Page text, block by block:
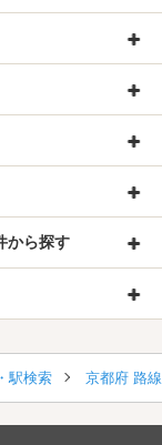
から探す
駅検索 京都府 路